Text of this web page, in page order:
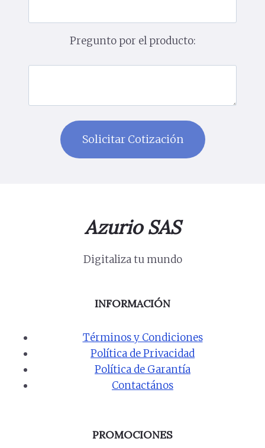
Pregunto por el producto:
Azurio SAS
Digitaliza tu mundo
INFORMACIÓN
Términos y Condiciones
Política de Privacidad
Política de Garantía
Contactános
PROMOCIONES